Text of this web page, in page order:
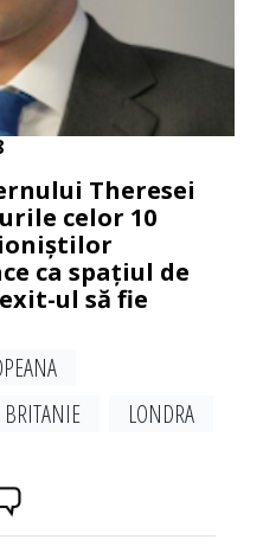
Theresei
celor 10
ca spațiul de
ul să fie
BRITANIE LONDRA